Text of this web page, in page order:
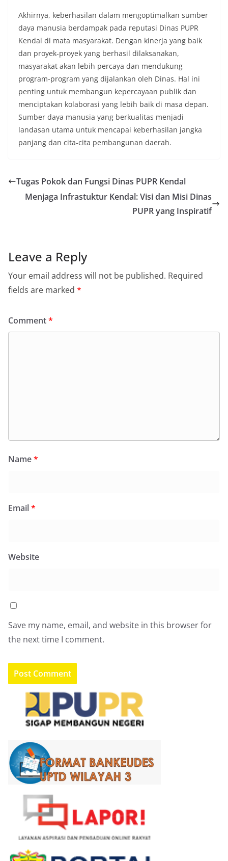
Akhirnya, keberhasilan dalam mengoptimalkan sumber
daya manusia berdampak pada reputasi Dinas PUPR
Kendal di mata masyarakat. Dengan kinerja yang baik
dan proyek-proyek yang berhasil dilaksanakan,
masyarakat akan lebih percaya dan mendukung
program-program yang dijalankan oleh Dinas. Hal ini
penting untuk membangun kepercayaan publik dan
menciptakan kolaborasi yang lebih baik di masa depan.
Sumber daya manusia yang berkualitas menjadi
landasan utama untuk mencapai keberhasilan jangka
panjang dan cita-cita pembangunan daerah.
Tugas Pokok dan Fungsi Dinas PUPR Kendal
Menjaga Infrastuktur Kendal: Visi dan Misi Dinas
PUPR yang Inspiratif
Leave a Reply
Your email address will not be published. Required
fields are marked *
Comment*
Name*
Email*
Website
Save my name, email, and website in this browser for
the next time I comment.